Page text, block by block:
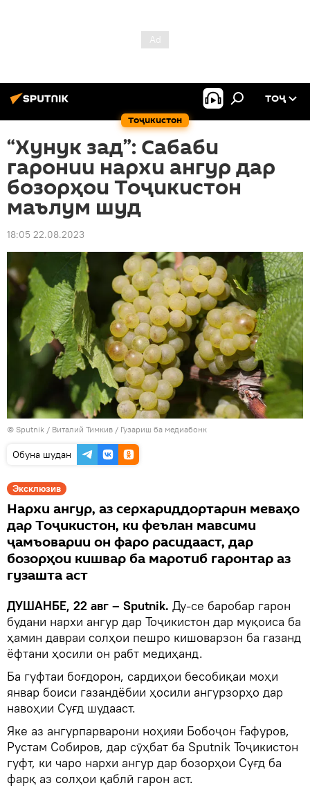
Тоҷикистон
ТОҶ
“Хунук зад”: Сабаби
гаронии нархи ангур дар
бозорҳои Тоҷикистон
маълум шуд
18:05 22.08.2023
© Sputnik / Виталий Тимкив / Гузариш ба медиабонк
Обуна шудан
Эксклюзив
Нархи ангур, аз серхариддортарин меваҳо
дар Тоҷикистон, ки феълан мавсими
ҷамъоварии он фаро расидааст, дар
бозорҳои кишвар ба маротиб гаронтар аз
гузашта аст
ДУШАНБЕ, 22 авг – Sputnik. Ду-се баробар гарон
будани нархи ангур дар Тоҷикистон дар муқоиса ба
ҳамин давраи солҳои пешро кишоварзон ба газанд
ёфтани ҳосили он рабт медиҳанд.
Ба гуфтаи боғдорон, сардиҳои бесобиқаи моҳи
январ боиси газандёбии ҳосили ангурзорҳо дар
навоҳии Суғд шудааст.
Яке аз ангурпарварони ноҳияи Бобоҷон Ғафуров,
Рустам Собиров, дар сӯҳбат ба Sputnik Тоҷикистон
гуфт, ки чаро нархи ангур дар бозорҳои Суғд ба
фарқ аз солҳои қаблӣ гарон аст.